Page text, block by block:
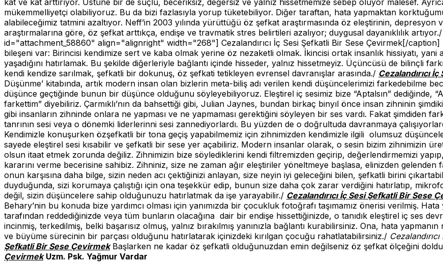
mükemmelliyetçi olabiliyoruz. Bu da bizi fazlasıyla yorup tüketebiliyor. Diğer taraftan, hata yapmaktan
alabileceğimiz tatmini azaltıyor. Neff’in 2003 yılında yürüttüğü öz şefkat araştırmasında öz eleştirinin,
araştırmalarına göre, öz şefkat arttıkça, endişe ve travmatik stres belirtileri azalıyor; duygusal dayanıklılık artıyor./
id="attachment_58860" align="alignright" width="268"] Cezalandırıcı İç Sesi Şefkatli Bir Sese Çevirmek[/
bileşeni var: Birincisi kendimize sert ve kaba olmak yerine öz nezaketli olmak. İkincisi ortak insanlık hissiyatı, yani
yaşadığını hatırlamak. Bu şekilde diğerleriyle bağlantı içinde hisseder, yalnız hissetmeyiz. Üçüncüsü de bilinçli
kendi kendize sarılmak, şefkatli bir dokunuş, öz şefkati tetikleyen evrensel davranışlar arasında./ Cezalandırıcı
Düşünme’ kitabında, artık modern insan olan bizlerin meta-biliş adı verilen kendi düşüncelerimizi farkedebilme
düşünce geçtiğinde bunun bir düşünce olduğunu söyleyebiliyoruz. Eleştirel iç sesimiz bize “Aptalsın” dediğinde,
farkettim” diyebiliriz. Çarmıklı’nın da bahsettiği gibi, Julian Jaynes, bundan birkaç binyıl önce insan zihninin
gibi insanların zihninde onlara ne yapması ve ne yapmaması gerektiğini söyleyen bir ses vardı. Fakat şimdiden
tanrının sesi veya o dönemki liderlerinni sesi zannediyorlardı. Bu yüzden de o doğrultuda davranmaya
Kendimizle konuşurken özşefkatli bir tona geçiş yapabilmemiz için zihnimizden kendimizle ilgili olumsuz
sayede eleştirel sesi kısabilir ve şefkatli bir sese yer açabiliriz. Modern insanlar olarak, o sesin bizim zihnimizin
olsun itaat etmek zorunda değiliz. Zihnimizin bize söylediklerini kendi filtremizden geçirip, değerlendirmemizi
kararını verme becerisine sahibiz. Zihniniz, size ne zaman ağır eleştiriler yöneltmeye başlasa, elinizden
onun karşısına daha bilge, sizin neden acı çektiğinizi anlayan, size neyin iyi geleceğini bilen, şefkatli birini
duyduğunda, sizi korumaya çalıştığı için ona teşekkür edip, bunun size daha çok zarar verdiğini hatırlatıp,
değil, sizin düşüncelere sahip olduğunuzu hatırlatmak da işe yarayabilir./ Cezalandırıcı İç Sesi Şefkatli Bir Sese
Behary’nin bu konuda bize yardımcı olması için yanımızda bir çocukluk fotoğrafı taşımamız önerisi verilmiş. Hata
tarafından reddediğinizde veya tüm bunların olacağına dair bir endişe hissettiğinizde, o tanıdık eleştirel iç ses
incinmiş, terkedilmiş, belki başarısız olmuş, yalnız bırakılmış yanınızla bağlantı kurabilirsiniz. Ona, hata
ve büyüme sürecinin bir parçası olduğunu hatırlatarak içinizdeki kırılgan çocuğu rahatlatabilirsiniz./
Şefkatli Bir Sese ÇevirmekBaşlarken ne kadar öz şefkatli olduğunuzdan emin değilseniz öz şefkat ölçeğini
Çevirmek Uzm. Psk. Yağmur Vardar